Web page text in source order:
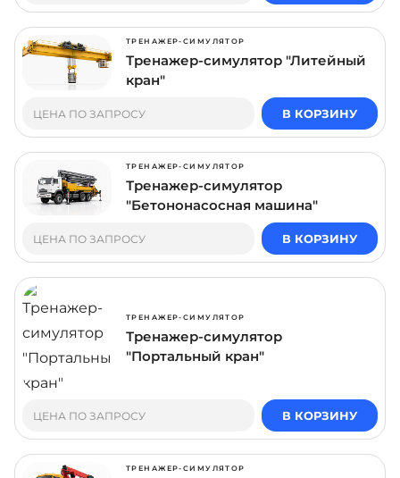
ТРЕНАЖЕР-СИМУЛЯТОР
Тренажер-симулятор "Литейный
кран"
ЦЕНА ПО ЗАПРОСУ В КОРЗИНУ
ТРЕНАЖЕР-СИМУЛЯТОР
Тренажер-симулятор
"Бетононасосная машина"
ЦЕНА ПО ЗАПРОСУ В КОРЗИНУ
ТРЕНАЖЕР-СИМУЛЯТОР
Тренажер-симулятор
"Портальный кран"
ЦЕНА ПО ЗАПРОСУ В КОРЗИНУ
ТРЕНАЖЕР-СИМУЛЯТОР